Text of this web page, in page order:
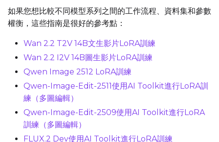
如果您想比較不同模型系列之間的工作流程、資料集和參數
權衡，這些指南是很好的參考點：
Wan 2.2 T2V 14B文生影片LoRA訓練
Wan 2.2 I2V 14B圖生影片LoRA訓練
Qwen Image 2512 LoRA訓練
Qwen-Image-Edit-2511使用AI Toolkit進行LoRA訓
練（多圖編輯）
Qwen-Image-Edit-2509使用AI Toolkit進行LoRA
訓練（多圖編輯）
FLUX.2 Dev使用AI Toolkit進行LoRA訓練